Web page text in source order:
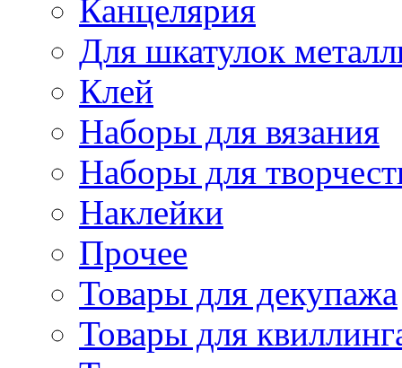
Канцелярия
Для шкатулок
Клей
Наборы для вязания
Наборы для
Наклейки
Прочее
Товары для декупажа
Товары для